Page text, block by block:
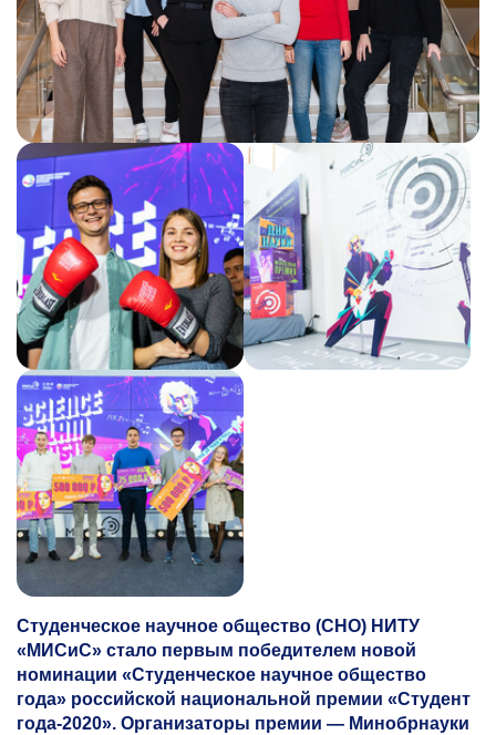
Студенческое научное общество (СНО) НИТУ
«МИСиС» стало первым победителем новой
номинации «Студенческое научное общество
года» российской национальной премии «Студент
года-2020». Организаторы премии — Минобрнауки